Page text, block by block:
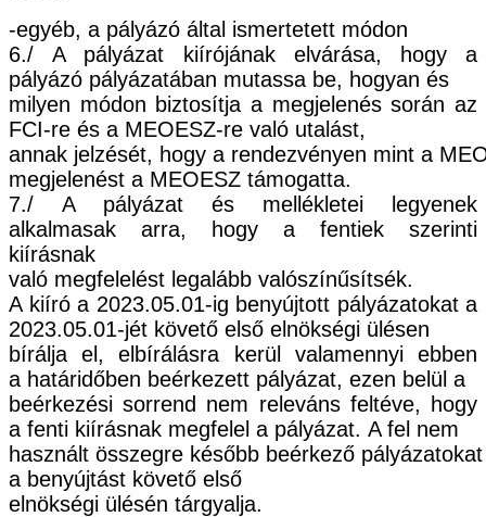
-egyéb, a pályázó által ismertetett módon
6./
A pályázat kiírójának elvárása, hogy a
pályázó pályázatában mutassa be, hogyan és
milyen módon biztosítja a megjelenés során az
FCI-re és a MEOESZ-re való utalást,
annak jelzését, hogy a rendezvényen mint a
megjelenést a MEOESZ támogatta.
7./
A pályázat és mellékletei legyenek
alkalmasak arra, hogy a fentiek szerinti
kiírásnak
való megfelelést legalább valószínűsítsék.
A kiíró a 2023.05.01-ig benyújtott pályázatokat a
2023.05.01-jét követő első elnökségi ülésen
bírálja el, elbírálásra kerül valamennyi
ebben
a határidőben beérkezett pályázat, ezen belül a
beérkezési sorrend nem releváns feltéve, hogy
a fenti kiírásnak megfelel a pályázat. A fel nem
használt összegre később beérkező pályázatokat
a benyújtást követő első
elnökségi ülésén tárgyalja.